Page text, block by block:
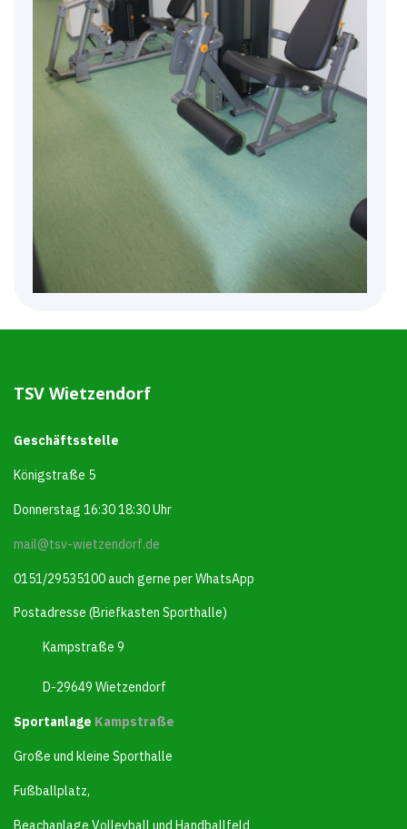
TSV Wietzendorf
Geschäftsstelle
Königstraße 5
Donnerstag 16:30 18:30 Uhr
mail@tsv-wietzendorf.de
0151/29535100 auch gerne per WhatsApp
Postadresse (Briefkasten Sporthalle)
Kampstraße 9
D-29649 Wietzendorf
Sportanlage Kampstraße
Große und kleine Sporthalle
Fußballplatz,
Beachanlage Volleyball und Handballfeld